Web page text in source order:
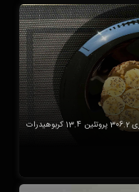
تست پروتئین -کره بادام زمینی - موز - دانه چیا کالری 306.2 پروتئین 13.4 کربوهیدرات